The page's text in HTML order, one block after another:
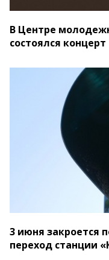
В Центре
состоялся концерт
3 июня закроется
переход станции